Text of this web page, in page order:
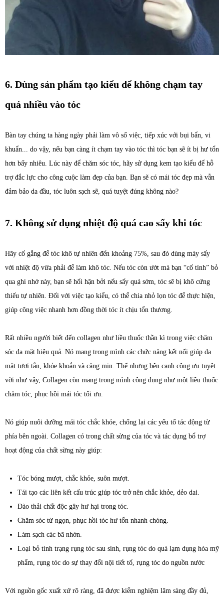
6. Dùng sản phẩm tạo kiểu để không chạm tay
quá nhiều vào tóc
Bàn tay chúng ta hàng ngày phải làm vô số việc, tiếp xúc với bụi bẩn, vi
khuẩn... do vậy, nếu bạn càng ít chạm tay vào tóc thì tóc bạn sẽ ít bị hư tổn
hơn bấy nhiêu. Lúc này để chăm sóc tóc, hãy sử dụng kem tạo kiểu để hỗ
trợ đắc lực cho công cuộc làm đẹp của bạn. Bạn sẽ có mái tóc đẹp mà vẫn
đảm bảo da đầu, tóc luôn sạch sẽ, quá tuyệt đúng không nào?
7. Không sử dụng nhiệt độ quá cao sấy khi tóc
Hãy cố gắng để tóc khô tự nhiên đến khoảng 75%, sau đó dùng máy sấy
với nhiệt độ vừa phải để làm khô tóc. Nếu tóc còn ướt mà bạn “cố tình” bỏ
qua ghi nhớ này, bạn sẽ hối hận bởi nếu sấy quá sớm, tóc sẽ bị khô cứng
thiếu tự nhiên. Đối với việc tạo kiểu, có thể chia nhỏ lọn tóc để thực hiện,
giúp công việc nhanh hơn đồng thời tóc ít chịu tổn thương.
Rất nhiều người biết đến collagen như liều thuốc thần kì trong việc chăm
sóc da mặt hiệu quả. Nó mang trong mình các chức năng kết nối giúp da
mặt tươi tắn, khỏe khoắn và căng mịn. Thế nhưng bên cạnh công ưu tuyệt
vời như vậy, Collagen còn mang trong mình công dụng như một liều thuốc
chăm tóc, phục hồi mái tóc tối ưu.
Nó giúp nuôi dưỡng mái tóc chắc khỏe, chống lại các yếu tố tác động từ
phía bên ngoài. Collagen có trong chất sừng của tóc và tác dụng bổ trợ
hoạt động của chất sừng này giúp:
Tóc bóng mượt, chắc khỏe, suôn mượt.
Tái tạo các liên kết cấu trúc giúp tóc trở nên chắc khỏe, dẻo dai.
Đào thải chất độc gây hư hại trong tóc.
Chăm sóc từ ngọn, phục hồi tóc hư tổn nhanh chóng.
Làm sạch các bã nhờn.
Loại bỏ tình trạng rụng tóc sau sinh, rụng tóc do quá lạm dụng hóa mỹ
phẩm, rụng tóc do sự thay đổi nội tiết tố, rụng tóc do nguồn nước
Với nguồn gốc xuất xứ rõ ràng, đã được kiểm nghiệm lâm sàng đầy đủ,